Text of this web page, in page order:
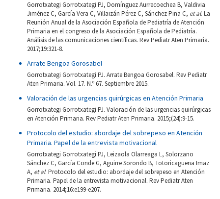
Gorrotxategi Gorrotxategi PJ, Domínguez Aurrecoechea B, Valdivia
Jiménez C, García Vera C, Villaizán Pérez C, Sánchez Pina C, et al. La
Reunión Anual de la Asociación Española de Pediatría de Atención
Primaria en el congreso de la Asociación Española de Pediatría.
Análisis de las comunicaciones científicas. Rev Pediatr Aten Primaria.
2017;19:321-8.
Arrate Bengoa Gorosabel
Gorrotxategi Gorrotxategi PJ. Arrate Bengoa Gorosabel. Rev Pediatr
Aten Primaria. Vol. 17. N.º 67. Septiembre 2015.
Valoración de las urgencias quirúrgicas en Atención Primaria
Gorrotxategi Gorrotxategi PJ. Valoración de las urgencias quirúrgicas
en Atención Primaria. Rev Pediatr Aten Primaria. 2015;(24):9-15.
Protocolo del estudio: abordaje del sobrepeso en Atención
Primaria. Papel de la entrevista motivacional
Gorrotxategi Gorrotxategi PJ, Leizaola Olarreaga L, Solorzano
Sánchez C, García Conde G, Aguirre Sorondo B, Totoricaguena Imaz
A, et al. Protocolo del estudio: abordaje del sobrepeso en Atención
Primaria. Papel de la entrevista motivacional. Rev Pediatr Aten
Primaria. 2014;16:e199-e207.